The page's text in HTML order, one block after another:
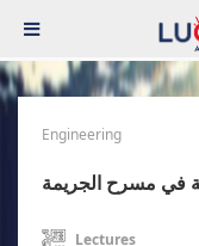
Engineering
في مسرح الجريمة
Lectures